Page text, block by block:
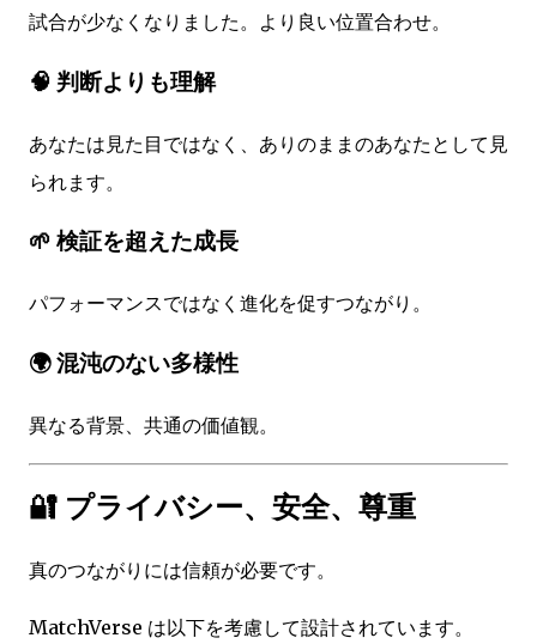
試合が少なくなりました。より良い位置合わせ。
🧠 判断よりも理解
あなたは見た目ではなく、ありのままのあなたとして見
られます。
🌱 検証を超えた成長
パフォーマンスではなく進化を促すつながり。
🌍 混沌のない多様性
異なる背景、共通の価値観。
🔐 プライバシー、安全、尊重
真のつながりには信頼が必要です。
MatchVerse は以下を考慮して設計されています。